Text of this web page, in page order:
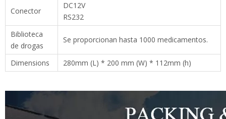
Conector
DC12V
RS232
Biblioteca
de drogas
Se proporcionan hasta 1000 medicamentos.
Dimensions 280mm (L) * 200 mm (W) * 112mm (h)